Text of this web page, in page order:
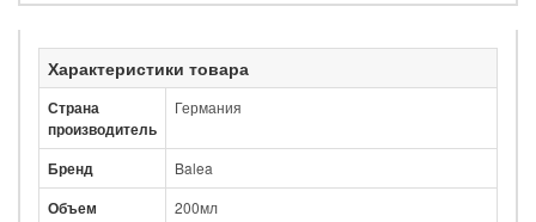
Характеристики товара
Страна
производитель
Германия
Бренд Balea
Объем 200мл